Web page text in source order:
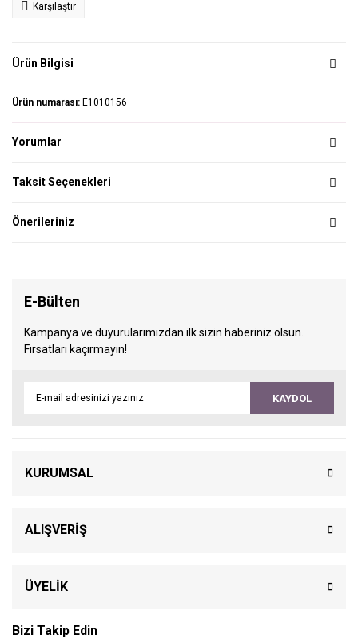
Karşılaştır
Ürün Bilgisi
Ürün numarası: E1010156
Yorumlar
Taksit Seçenekleri
Önerileriniz
E-Bülten
Kampanya ve duyurularımızdan ilk sizin haberiniz olsun.
Fırsatları kaçırmayın!
KAYDOL
KURUMSAL
ALIŞVERİŞ
ÜYELİK
Bizi Takip Edin